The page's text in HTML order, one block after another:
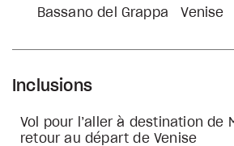
Bassano del Grappa
Venise
Inclusions
Vol pour l’aller à destination de
retour au départ de Venise